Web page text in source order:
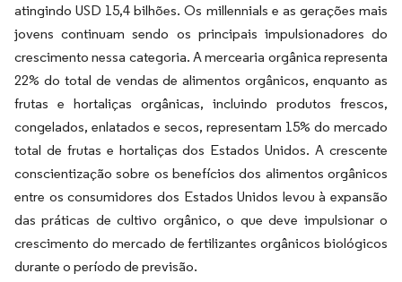
atingindo USD 15,4 bilhões. Os millennials e as gerações mais
jovens continuam sendo os principais impulsionadores do
crescimento nessa categoria. A mercearia orgânica representa
22% do total de vendas de alimentos orgânicos, enquanto as
frutas e hortaliças orgânicas, incluindo produtos frescos,
congelados, enlatados e secos, representam 15% do mercado
total de frutas e hortaliças dos Estados Unidos. A crescente
conscientização sobre os benefícios dos alimentos orgânicos
entre os consumidores dos Estados Unidos levou à expansão
das práticas de cultivo orgânico, o que deve impulsionar o
crescimento do mercado de fertilizantes orgânicos biológicos
durante o período de previsão.